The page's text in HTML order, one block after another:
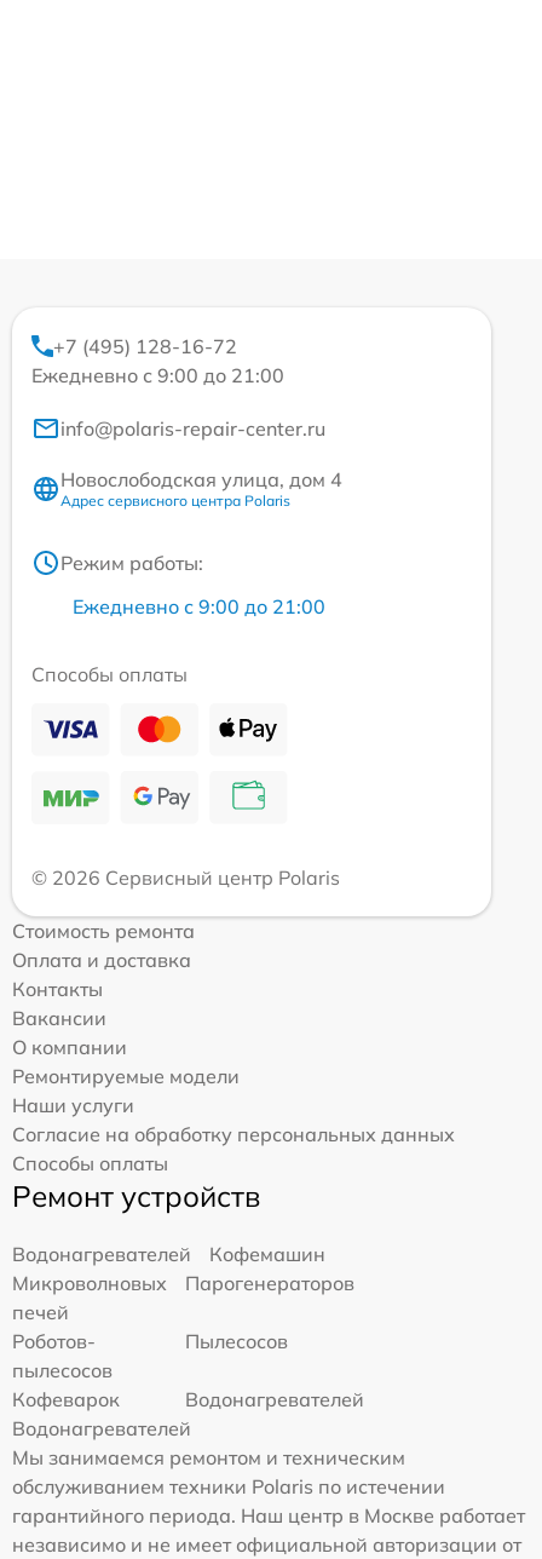
+7 (495) 128-16-72
Ежедневно с 9:00 до 21:00
info@polaris-repair-center.ru
Новослободская улица, дом 4
Адрес сервисного центра Polaris
Режим работы:
Ежедневно с 9:00 до 21:00
Способы оплаты
© 2026 Сервисный центр Polaris
Стоимость ремонта
Оплата и доставка
Контакты
Вакансии
О компании
Ремонтируемые модели
Наши услуги
Согласие на обработку персональных данных
Способы оплаты
Ремонт устройств
Водонагревателей
Кофемашин
Микроволновых
печей
Парогенераторов
Роботов-
пылесосов
Пылесосов
Кофеварок
Водонагревателей
Водонагревателей
Мы занимаемся ремонтом и техническим
обслуживанием техники Polaris по истечении
гарантийного периода. Наш центр в Москве работает
независимо и не имеет официальной авторизации от